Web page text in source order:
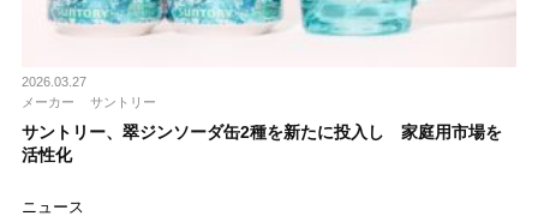
2026.03.27
メーカー
サントリー
サントリー、翠ジンソーダ缶2種を新たに投入し 家庭用市場を
活性化
ニュース